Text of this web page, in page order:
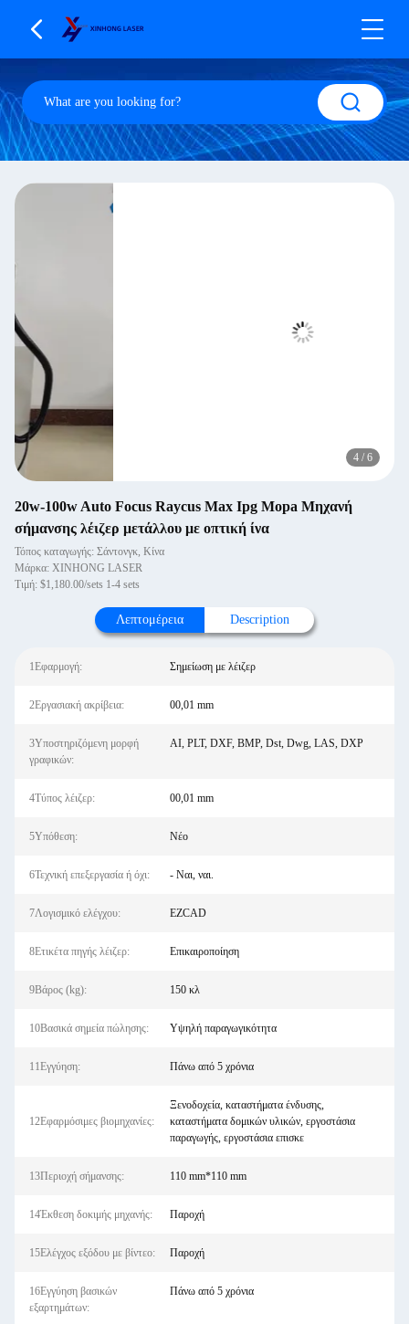
4 / 6
20w-100w Auto Focus Raycus Max Ipg Mopa Μηχανή
σήμανσης λέιζερ μετάλλου με οπτική ίνα
Τόπος καταγωγής: Σάντονγκ, Κίνα
Μάρκα: XINHONG LASER
Τιμή: $1,180.00/sets 1-4 sets
Λεπτομέρεια Description
1Εφαρμογή: Σημείωση με λέιζερ
2Εργασιακή ακρίβεια: 00,01 mm
3Υποστηριζόμενη μορφή
γραφικών:
AI, PLT, DXF, BMP, Dst, Dwg, LAS, DXP
4Τύπος λέιζερ: 00,01 mm
5Υπόθεση: Νέο
6Τεχνική επεξεργασία ή όχι: - Ναι, ναι.
7Λογισμικό ελέγχου: EZCAD
8Ετικέτα πηγής λέιζερ: Επικαιροποίηση
9Βάρος (kg): 150 κλ
10Βασικά σημεία πώλησης: Υψηλή παραγωγικότητα
11Εγγύηση: Πάνω από 5 χρόνια
12Εφαρμόσιμες βιομηχανίες:
Ξενοδοχεία, καταστήματα ένδυσης,
καταστήματα δομικών υλικών, εργοστάσια
παραγωγής, εργοστάσια επισκε
13Περιοχή σήμανσης: 110 mm*110 mm
14Έκθεση δοκιμής μηχανής: Παροχή
15Ελέγχος εξόδου με βίντεο: Παροχή
16Εγγύηση βασικών
εξαρτημάτων:
Πάνω από 5 χρόνια